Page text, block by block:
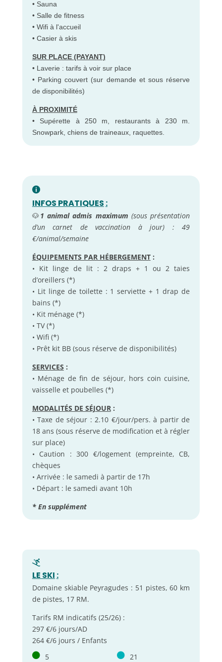
• Sauna
• Salle de fitness
• Wifi à l'accueil
• Casier à skis
SUR PLACE (PAYANT)
• Laverie : tarifs à voir sur place
• Parking couvert (sur demande et sous réserve
de disponibilités)
À PROXIMITÉ
• Supérette à 250 m, restaurants à 230 m.
Snowpark, chiens de traineaux, raquettes.
INFOS PRATIQUES :
🐶 1 animal admis maximum (sous présentation
d’un carnet de vaccination à jour) : 49
€/animal/semaine
ÉQUIPEMENTS PAR HÉBERGEMENT:
• Kit linge de lit : 2 draps + 1 ou 2 taies
d’oreillers (*)
• Lit linge de toilette : 1 serviette + 1 drap de
bains (*)
• Kit ménage (*)
• TV (*)
• Wifi (*)
• Prêt kit BB (sous réserve de disponibilités)
SERVICES :
• Ménage de fin de séjour, hors coin cuisine,
vaisselle et poubelles (*)
MODALITÉS DE SÉJOUR:
• Taxe de séjour : 2.10 €/jour/pers. à partir de
18 ans (sous réserve de modification et à régler
sur place)
• Caution : 300 €/logement (empreinte, CB,
chèques
• Arrivée : le samedi à partir de 17h
• Départ : le samedi avant 10h
* En supplément
LE SKI :
Domaine skiable Peyragudes : 51 pistes, 60 km
de pistes, 17 RM.
Tarifs RM indicatifs (25/26) :
297 €/6 jours/AD
264 €/6 jours / Enfants
5
21